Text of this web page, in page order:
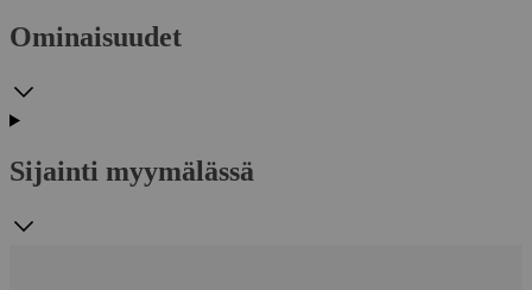
Ominaisuudet
Sijainti myymälässä